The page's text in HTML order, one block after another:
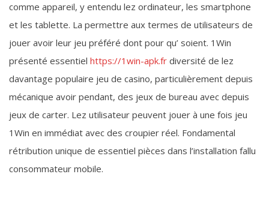
comme appareil, y entendu lez ordinateur, les smartphone
et les tablette. La permettre aux termes de utilisateurs de
jouer avoir leur jeu préféré dont pour qu’ soient. 1Win
présenté essentiel https://1win-apk.fr diversité de lez
davantage populaire jeu de casino, particulièrement depuis
mécanique avoir pendant, des jeux de bureau avec depuis
jeux de carter. Lez utilisateur peuvent jouer à une fois jeu
1Win en immédiat avec des croupier réel. Fondamental
rétribution unique de essentiel pièces dans l’installation fallu
consommateur mobile.